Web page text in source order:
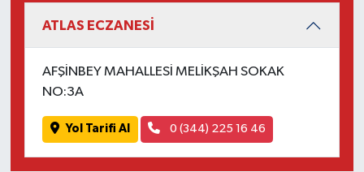
ATLAS ECZANESİ
AFŞİNBEY MAHALLESİ MELİKŞAH SOKAK
NO:3A
Yol Tarifi Al 0 (344) 225 16 46